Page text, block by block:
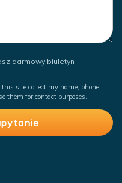
darmowy biuletyn
site collect my name, phone
them for contact purposes.